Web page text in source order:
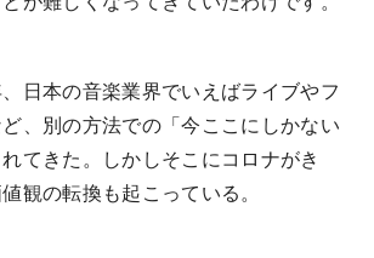
日本の音楽業界でいえばライブやフ
、別の方法での「今ここにしかない
てきた。しかしそこにコロナがき
観の転換も起こっている。